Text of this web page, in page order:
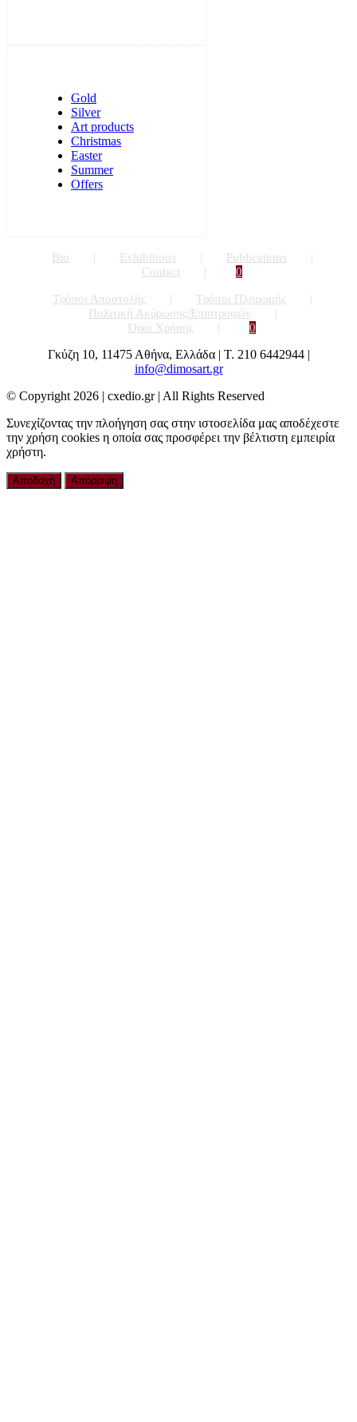
Gold
Silver
Art products
Christmas
Easter
Summer
Offers
Bio Exhibitions
Publications
Contact
0
Τρόποι Αποστολής
Τρόποι Πληρωμής
Πολιτική Ακύρωσης/Επιστροφών
Όροι Χρήσης
0
Γκύζη 10, 11475 Αθήνα, Ελλάδα | Τ. 210 6442944 |
info@dimosart.gr
© Copyright 2026 | cxedio.gr | All Rights Reserved
Συνεχίζοντας την πλοήγηση σας στην ιστοσελίδα μας αποδέχεστε
την χρήση cookies η οποία σας προσφέρει την βέλτιστη εμπειρία
χρήστη.
Αποδοχή Απόρριψη